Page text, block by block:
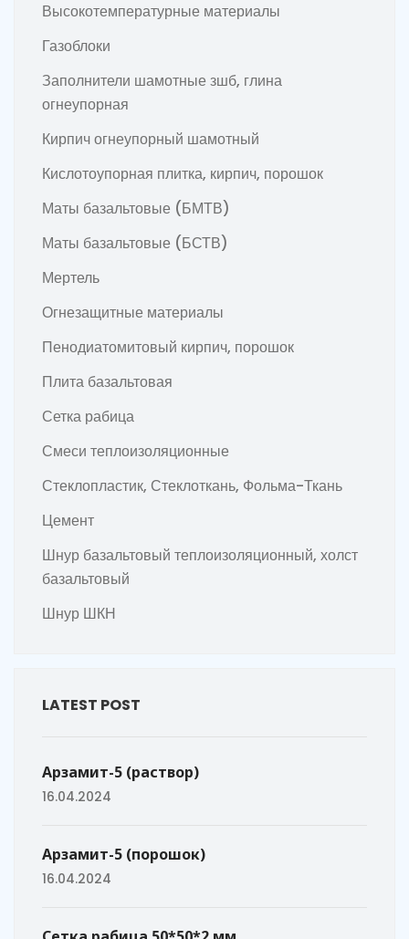
Высокотемпературные материалы
Газоблоки
Заполнители шамотные зшб, глина
огнеупорная
Кирпич огнеупорный шамотный
Кислотоупорная плитка, кирпич, порошок
Маты базальтовые (БМТВ)
Маты базальтовые (БСТВ)
Мертель
Огнезащитные материалы
Пенодиатомитовый кирпич, порошок
Плита базальтовая
Сетка рабица
Смеси теплоизоляционные
Стеклопластик, Стеклоткань, Фольма-Ткань
Цемент
Шнур базальтовый теплоизоляционный, холст
базальтовый
Шнур ШКН
LATEST POST
Арзамит-5 (раствор)
16.04.2024
Арзамит-5 (порошок)
16.04.2024